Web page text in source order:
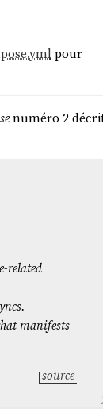
pour
numéro 2
related
manifests
source